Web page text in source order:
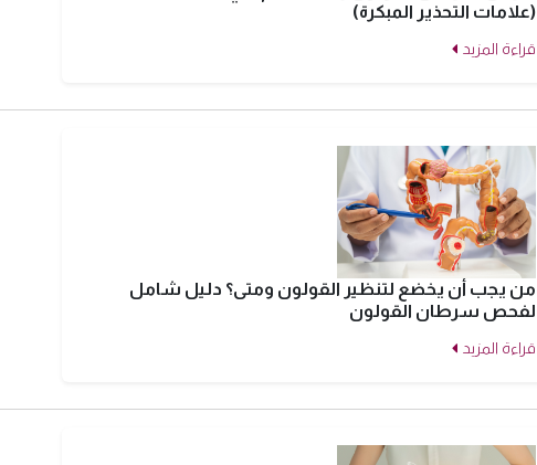
(علامات التحذير المبكرة)
قراءة المزيد
من يجب أن يخضع لتنظير القولون ومتى؟ دليل شامل
لفحص سرطان القولون
قراءة المزيد